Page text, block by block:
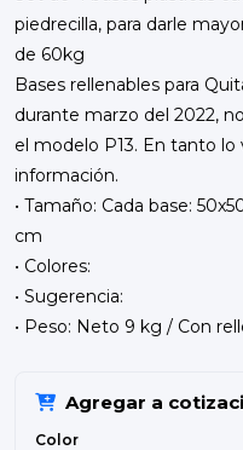
piedrecilla, para darle
de 60kg
Bases rellenables para
durante marzo del 2022,
el modelo P13. En tanto
información.
• Tamaño: Cada base:
cm
• Colores:
• Sugerencia:
• Peso: Neto 9 kg / Con
Agregar a
Color